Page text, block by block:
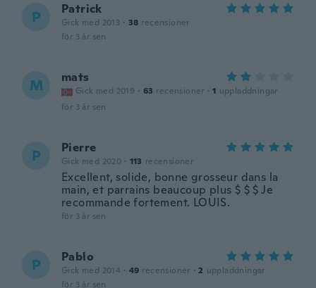
P Patrick
Gick med 2013 · 38 recensioner
för 3 år sen
M mats
Gick med 2019 · 63 recensioner · 1 uppladdningar
för 3 år sen
P Pierre
Gick med 2020 · 113 recensioner
Excellent, solide, bonne grosseur dans la
main, et parrains beaucoup plus $ $ $ Je
recommande fortement. LOUIS.
för 3 år sen
P Pablo
Gick med 2014 · 49 recensioner · 2 uppladdningar
för 3 år sen